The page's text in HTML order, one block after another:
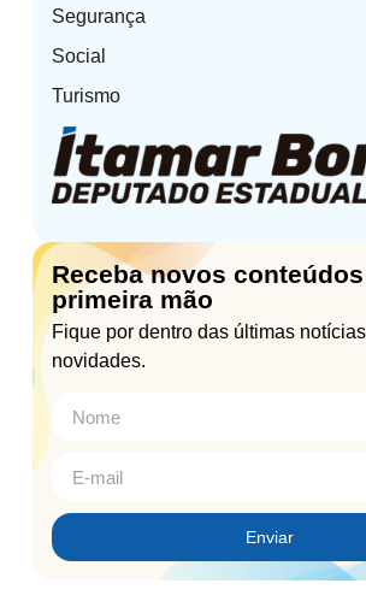
Segurança
Social
Turismo
Receba novos
primeira mão
Fique por dentro das últimas
novidades.
Enviar